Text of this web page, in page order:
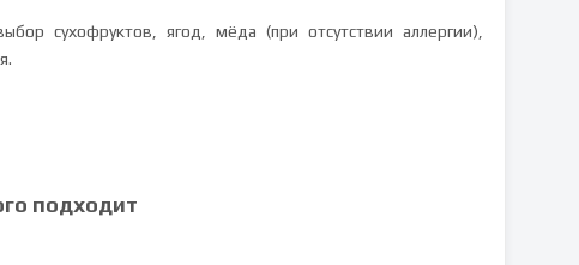
сухофруктов, ягод, мёда (при отсутствии аллергии),
подходит